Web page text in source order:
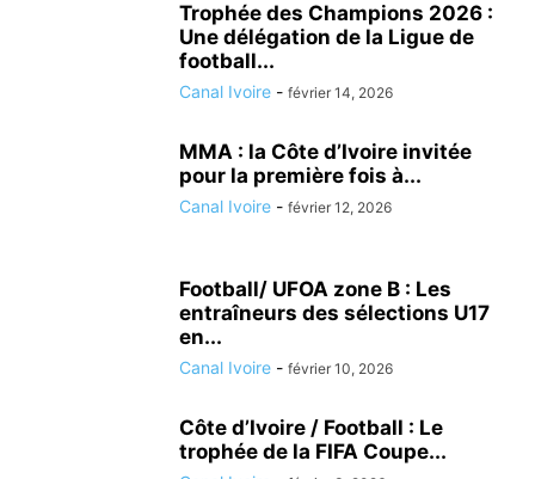
Trophée des Champions 2026 :
Une délégation de la Ligue de
football...
Canal Ivoire - février 14, 2026
MMA : la Côte d’Ivoire invitée
pour la première fois à...
Canal Ivoire - février 12, 2026
Football/ UFOA zone B : Les
entraîneurs des sélections U17
en...
Canal Ivoire - février 10, 2026
Côte d’Ivoire / Football : Le
trophée de la FIFA Coupe...